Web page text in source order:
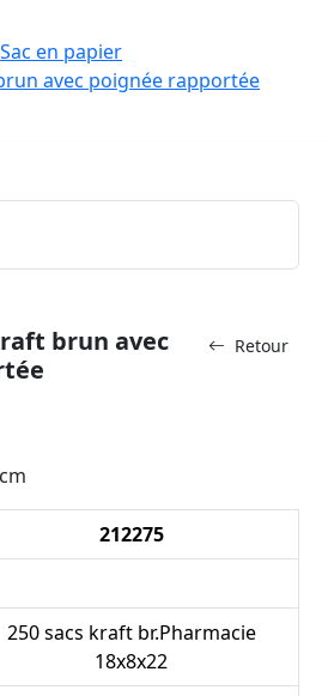
Sac en papier
avec poignée rapportée
Retour
brun avec
212275
250 sacs kraft br.Pharmacie
18x8x22